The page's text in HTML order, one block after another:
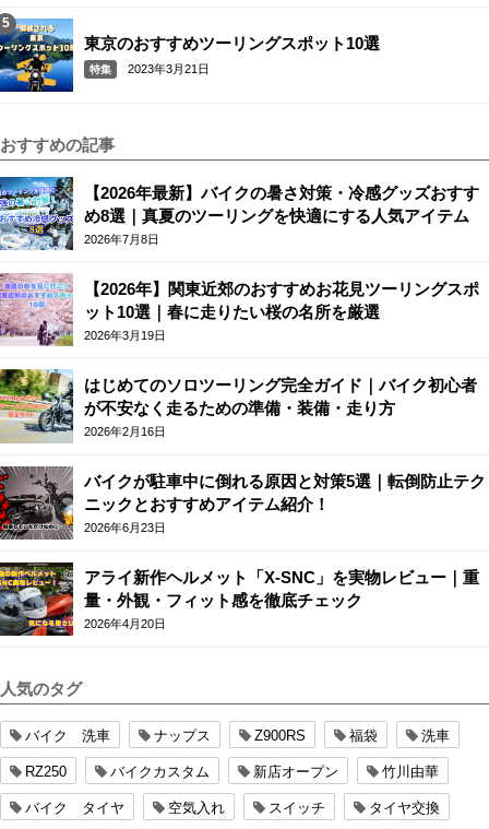
東京のおすすめツーリングスポット10選
特集 2023年3月21日
おすすめの記事
【2026年最新】バイクの暑さ対策・冷感グッズおすす
め8選｜真夏のツーリングを快適にする人気アイテム
2026年7月8日
【2026年】関東近郊のおすすめお花見ツーリングスポ
ット10選｜春に走りたい桜の名所を厳選
2026年3月19日
はじめてのソロツーリング完全ガイド｜バイク初心者
が不安なく走るための準備・装備・走り方
2026年2月16日
バイクが駐車中に倒れる原因と対策5選｜転倒防止テク
ニックとおすすめアイテム紹介！
2026年6月23日
アライ新作ヘルメット「X-SNC」を実物レビュー｜重
量・外観・フィット感を徹底チェック
2026年4月20日
人気のタグ
バイク 洗車 ナップス Z900RS 福袋 洗車
RZ250 バイクカスタム 新店オープン 竹川由華
バイク タイヤ 空気入れ スイッチ タイヤ交換